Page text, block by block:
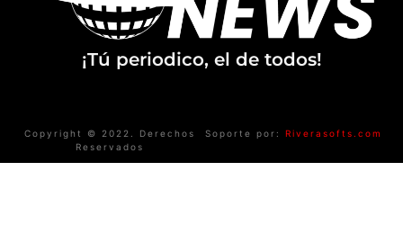
¡Tú periodico, el de todos!
Copyright © 2022. Derechos
Reservados
Soporte por: Riverasofts.com